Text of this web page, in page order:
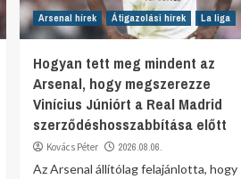
Arsenal hírek Átigazolási hírek La liga
Hogyan tett meg mindent az
Arsenal, hogy megszerezze
Vinícius Júniórt a Real Madrid
szerződéshosszabbítása előtt
Kovács Péter 2026.08.06.
Az Arsenal állítólag felajánlotta, hogy